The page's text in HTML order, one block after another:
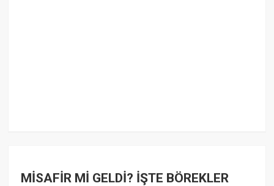
MİSAFİR Mİ GELDİ? İŞTE BÖREKLER